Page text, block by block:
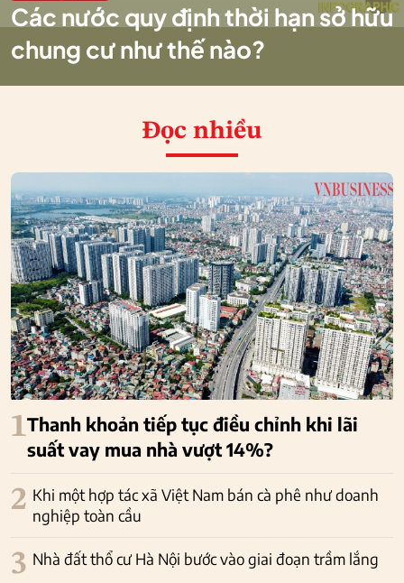
Các nước quy định thời hạn sở hữu
chung cư như thế nào?
Đọc nhiều
1Thanh khoản tiếp tục điều chỉnh khi lãi
suất vay mua nhà vượt 14%?
2 Khi một hợp tác xã Việt Nam bán cà phê như doanh
nghiệp toàn cầu
3 Nhà đất thổ cư Hà Nội bước vào giai đoạn trầm lắng